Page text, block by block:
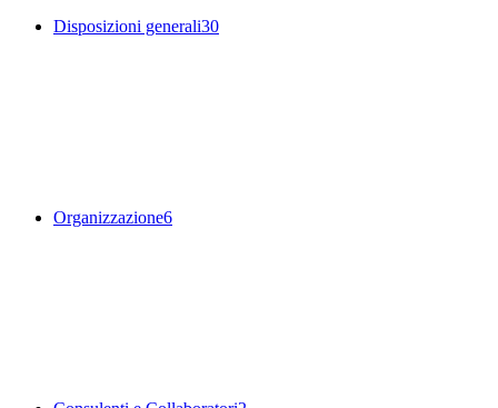
Disposizioni generali30
Organizzazione6